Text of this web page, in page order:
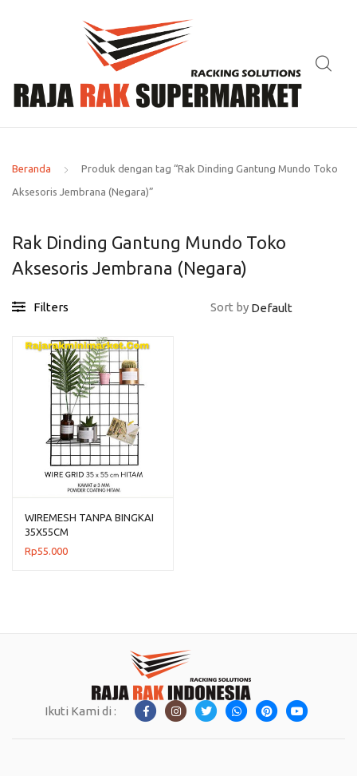
Beranda Produk dengan tag “Rak Dinding Gantung Mundo Toko
Aksesoris Jembrana (Negara)”
Rak Dinding Gantung Mundo Toko
Aksesoris Jembrana (Negara)
Filters Sort by
WIREMESH TANPA BINGKAI
35X55CM
Rp55.000
Ikuti Kami di :